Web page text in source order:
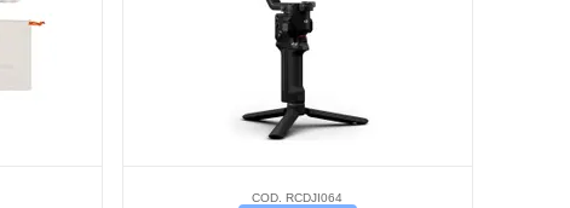
COD. RCDJI064